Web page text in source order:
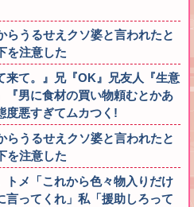
らうるせえクソ婆と言われたと
を注意した
来て。』兄『OK』兄友人『生意
『男に食材の買い物頼むとかあ
度悪すぎてムカつく!
らうるせえクソ婆と言われたと
を注意した
トメ「これから色々物入りだけ
言ってくれ」私「援助しろって